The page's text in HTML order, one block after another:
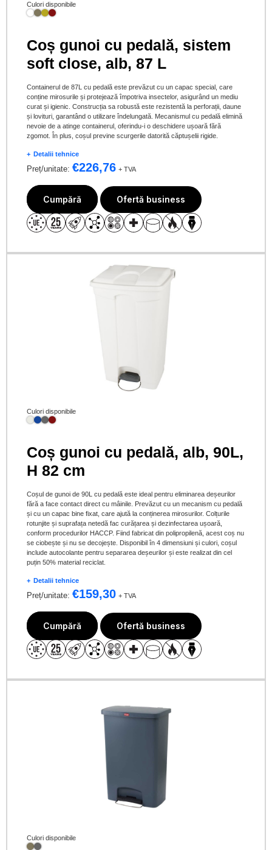
Culori disponibile
Coș gunoi cu pedală, sistem
soft close, alb, 87 L
Containerul de 87L cu pedală este prevăzut cu un capac special, care
conține mirosurile și protejează împotriva insectelor, asigurând un mediu
curat și igienic. Construcția sa robustă este rezistentă la perforații, daune
și lovituri, garantând o utilizare îndelungată. Mecanismul cu pedală elimină
nevoie de a atinge containerul, oferindu-i o deschidere ușoară fără
zgomot. În plus, coșul previne scurgerile datorită căptușelii rigide.
Detalii tehnice
Preț/unitate: €226,76 + TVA
Cumpără Ofertă business
Culori disponibile
Coș gunoi cu pedală, alb, 90L,
H 82 cm
Coșul de gunoi de 90L cu pedală este ideal pentru eliminarea deșeurilor
fără a face contact direct cu mâinile. Prevăzut cu un mecanism cu pedală
și cu un capac bine fixat, care ajută la conținerea mirosurilor. Colțurile
rotunjite și suprafața netedă fac curățarea și dezinfectarea ușoară,
conform procedurilor HACCP. Fiind fabricat din polipropilenă, acest coș nu
se ciobește și nu se decojește. Disponibil în 4 dimensiuni și culori, coșul
include autocolante pentru separarea deșeurilor și este realizat din cel
puțin 50% material reciclat.
Detalii tehnice
Preț/unitate: €159,30 + TVA
Cumpără Ofertă business
Culori disponibile